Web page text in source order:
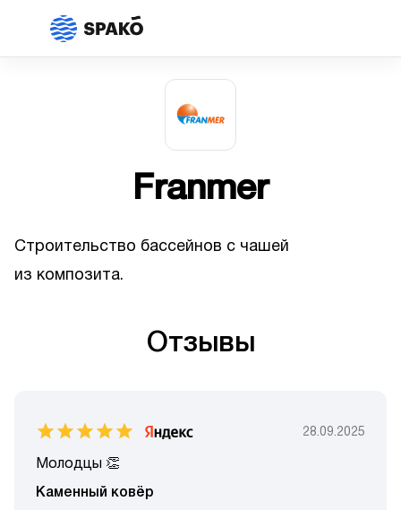
Franmer
Строительство бассейнов с чашей
из композита.
Отзывы
28.09.2025
Молодцы 👏
Каменный ковёр